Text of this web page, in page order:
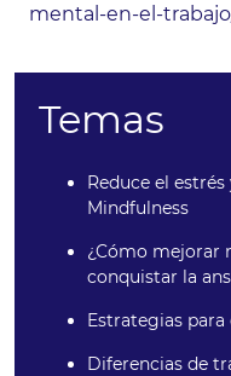
mental-en-el-
Temas
Reduce el
Mindfulness
¿Cómo mejorar
conquistar la
Estrategias
Diferencias de